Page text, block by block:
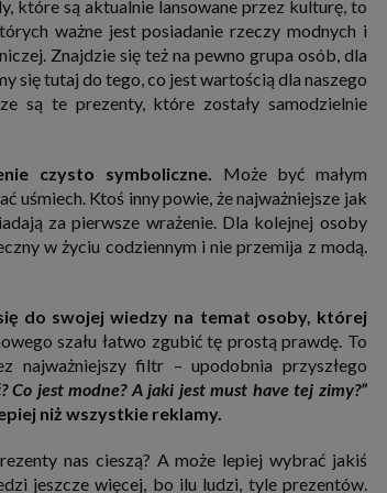
osobowych w celu personalizowania treści i reklam oraz analizowania
W ten sposób technologię tę wykorzystują również podmioty z
którzy także chcą dopasowywać reklamy do Twoich preferencji.
w plikach i przechowywane na Twoim urządzeniu końcowym (tj. twój
przeglądarka wysyła do serwera przy każdorazowym wejściu na stronę
strony w Internecie. Szczegółową informację na temat plików
pod tym linkiem . Pod tym linkiem znajdziesz także informację o tym jak
uprawnienia wobec Twoich danych i ich przetwarzania przez nas, inne
danych możesz ją w każdej chwili wycofać (cofnięcie zgody
przetwarzania już dokonanego na jej podstawie);
do organu nadzorczego, którym w Polsce jest Prezes Urzędu Ochrony
znajdziesz dodatkowe informacje dotyczące przetwarzania danych i
które są aktualnie lansowane przez kulturę, to
ważne jest posiadanie rzeczy modnych i
Znajdzie się też na pewno grupa osób, dla
się tutaj do tego, co jest wartością dla naszego
są te prezenty, które zostały samodzielnie
czysto symboliczne. Może być małym
uśmiech. Ktoś inny powie, że najważniejsze jak
za pierwsze wrażenie. Dla kolejnej osoby
w życiu codziennym i nie przemija z modą.
do swojej wiedzy na temat osoby, której
szału łatwo zgubić tę prostą prawdę. To
najważniejszy filtr – upodobnia przyszłego
Co jest modne? A jaki jest must have tej zimy?”
niż wszystkie reklamy.
nas cieszą? A może lepiej wybrać jakiś
jeszcze więcej, bo ilu ludzi, tyle prezentów.